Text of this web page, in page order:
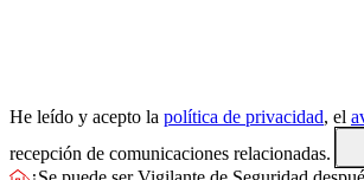
He leído y acepto la política de privacidad, el
recepción de comunicaciones relacionadas.